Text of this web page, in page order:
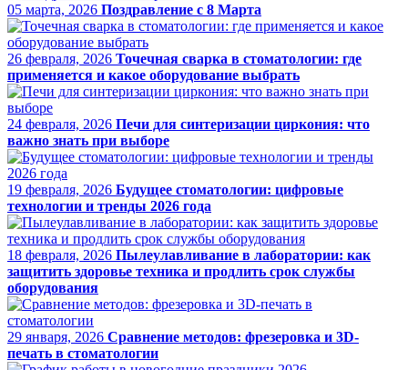
05 марта, 2026 Поздравление с 8 Марта
26 февраля, 2026 Точечная сварка в стоматологии: где
применяется и какое оборудование выбрать
24 февраля, 2026 Печи для синтеризации циркония: что
важно знать при выборе
19 февраля, 2026 Будущее стоматологии: цифровые
технологии и тренды 2026 года
18 февраля, 2026 Пылеулавливание в лаборатории: как
защитить здоровье техника и продлить срок службы
оборудования
29 января, 2026 Сравнение методов: фрезеровка и 3D-
печать в стоматологии